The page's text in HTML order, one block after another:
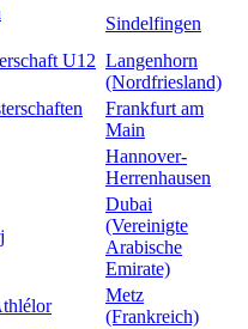
Sindelfingen
U12 Langenhorn
(Nordfriesland)
Frankfurt am
Main
Hannover-
Herrenhausen
Dubai
(Vereinigte
Arabische
Emirate)
Metz
(Frankreich)